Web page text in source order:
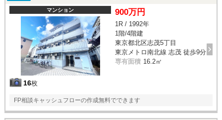
マンション
16枚
900万円
1R / 1992年
1階/4階建
東京都北区志茂5丁目
東京メトロ南北線 志茂 徒歩9分
専有面積 16.2㎡
FP相談キャッシュフローの作成無料でできます